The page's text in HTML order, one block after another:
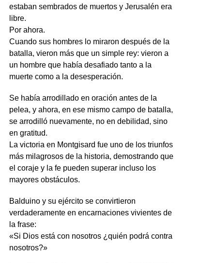
estaban sembrados de muertos y Jerusalén era
libre.
Por ahora.
Cuando sus hombres lo miraron después de la
batalla, vieron más que un simple rey: vieron a
un hombre que había desafiado tanto a la
muerte como a la desesperación.
Se había arrodillado en oración antes de la
pelea, y ahora, en ese mismo campo de batalla,
se arrodilló nuevamente, no en debilidad, sino
en gratitud.
La victoria en Montgisard fue uno de los triunfos
más milagrosos de la historia, demostrando que
el coraje y la fe pueden superar incluso los
mayores obstáculos.
Balduino y su ejército se convirtieron
verdaderamente en encarnaciones vivientes de
la frase:
«Si Dios está con nosotros ¿quién podrá contra
nosotros?»